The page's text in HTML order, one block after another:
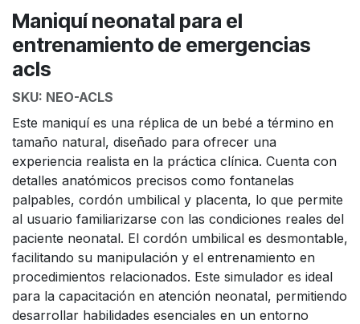
Maniquí neonatal para el
entrenamiento de emergencias
acls
SKU: NEO-ACLS
Este maniquí es una réplica de un bebé a término en
tamaño natural, diseñado para ofrecer una
experiencia realista en la práctica clínica. Cuenta con
detalles anatómicos precisos como fontanelas
palpables, cordón umbilical y placenta, lo que permite
al usuario familiarizarse con las condiciones reales del
paciente neonatal. El cordón umbilical es desmontable,
facilitando su manipulación y el entrenamiento en
procedimientos relacionados. Este simulador es ideal
para la capacitación en atención neonatal, permitiendo
desarrollar habilidades esenciales en un entorno